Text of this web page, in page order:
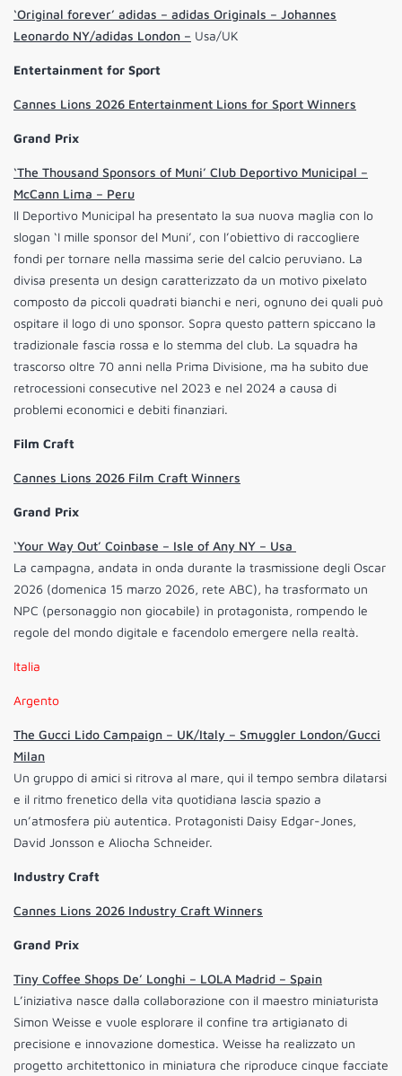
‘Original forever’ adidas – adidas Originals – Johannes
Leonardo NY/adidas London – Usa/UK
Entertainment for Sport
Cannes Lions 2026 Entertainment Lions for Sport Winners
Grand Prix
‘The Thousand Sponsors of Muni’ Club Deportivo Municipal –
McCann Lima – Peru
Il Deportivo Municipal ha presentato la sua nuova maglia con lo
slogan ‘I mille sponsor del Muni’, con l’obiettivo di raccogliere
fondi per tornare nella massima serie del calcio peruviano. La
divisa presenta un design caratterizzato da un motivo pixelato
composto da piccoli quadrati bianchi e neri, ognuno dei quali può
ospitare il logo di uno sponsor. Sopra questo pattern spiccano la
tradizionale fascia rossa e lo stemma del club. La squadra ha
trascorso oltre 70 anni nella Prima Divisione, ma ha subito due
retrocessioni consecutive nel 2023 e nel 2024 a causa di
problemi economici e debiti finanziari.
Film Craft
Cannes Lions 2026 Film Craft Winners
Grand Prix
‘Your Way Out’ Coinbase – Isle of Any NY – Usa
La campagna, andata in onda durante la trasmissione degli Oscar
2026 (domenica 15 marzo 2026, rete ABC), ha trasformato un
NPC (personaggio non giocabile) in protagonista, rompendo le
regole del mondo digitale e facendolo emergere nella realtà.
Italia
Argento
The Gucci Lido Campaign – UK/Italy – Smuggler London/Gucci
Milan
Un gruppo di amici si ritrova al mare, qui il tempo sembra dilatarsi
e il ritmo frenetico della vita quotidiana lascia spazio a
un’atmosfera più autentica. Protagonisti Daisy Edgar-Jones,
David Jonsson e Aliocha Schneider.
Industry Craft
Cannes Lions 2026 Industry Craft Winners
Grand Prix
Tiny Coffee Shops De’ Longhi – LOLA Madrid – Spain
L’iniziativa nasce dalla collaborazione con il maestro miniaturista
Simon Weisse e vuole esplorare il confine tra artigianato di
precisione e innovazione domestica. Weisse ha realizzato un
progetto architettonico in miniatura che riproduce cinque facciate